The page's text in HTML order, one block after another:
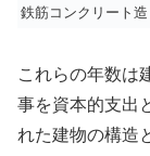
鉄筋コンクリート造
これらの年数は
事を資本的支出
れた建物の構造